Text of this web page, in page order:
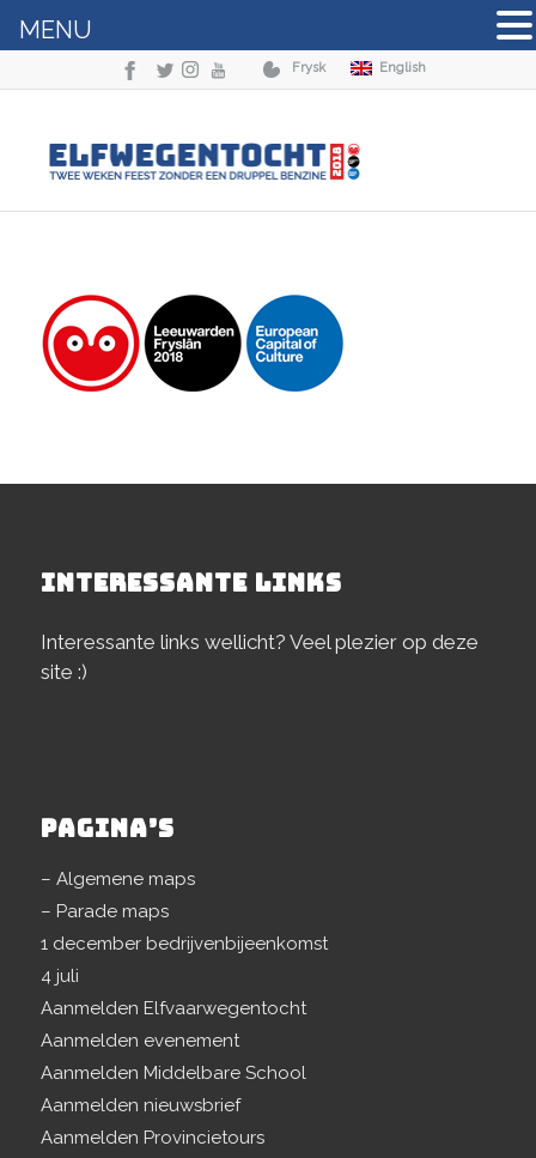
Frysk English
INTERESSANTE LINKS
Interessante links wellicht? Veel plezier op deze
site :)
PAGINA’S
– Algemene maps
– Parade maps
1 december bedrijvenbijeenkomst
4 juli
Aanmelden Elfvaarwegentocht
Aanmelden evenement
Aanmelden Middelbare School
Aanmelden nieuwsbrief
Aanmelden Provincietours
MENU